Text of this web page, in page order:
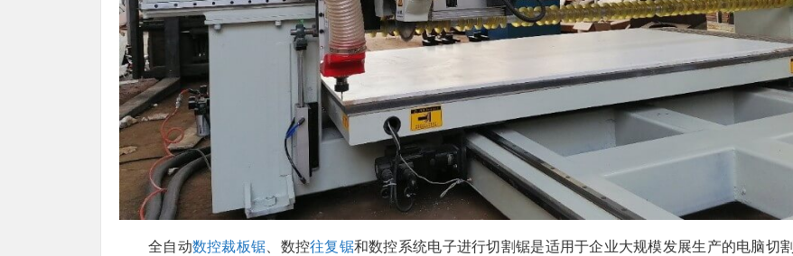
全自动数控裁板锯 、数控往复锯和数控系统电子进行切割锯是适用于企业大规模发展生产的电脑切割